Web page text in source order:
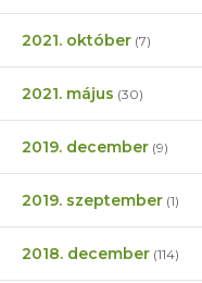
2021. október (7)
2021. május (30)
2019. december (9)
2019. szeptember (1)
2018. december (114)